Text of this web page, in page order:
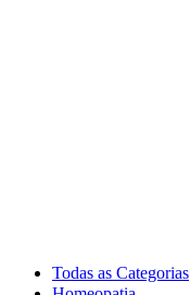
Todas as Categorias